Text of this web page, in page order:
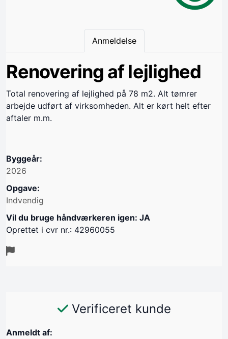
Anmeldelse
Renovering af lejlighed
Total renovering af lejlighed på 78 m2. Alt tømrer
arbejde udført af virksomheden. Alt er kørt helt efter
aftaler m.m.
Byggeår:
2026
Opgave:
Indvendig
Vil du bruge håndværkeren igen: JA
Oprettet i cvr nr.: 42960055
Verificeret kunde
Anmeldt af: